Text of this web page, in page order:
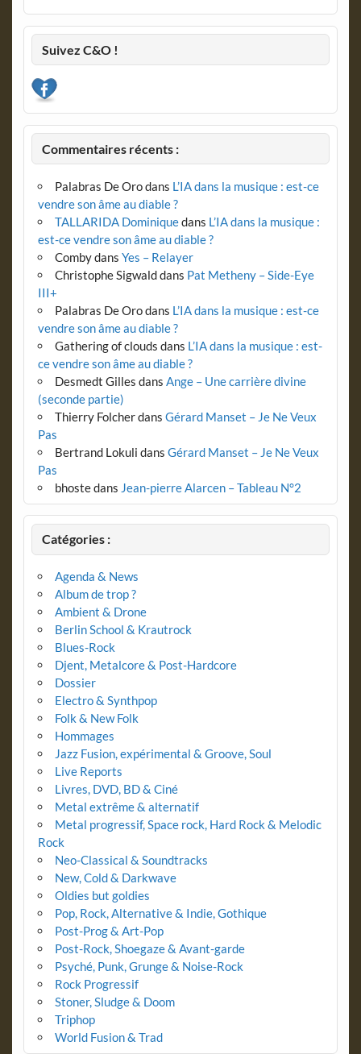
Suivez C&O !
Commentaires récents :
Palabras De Orodans L’IA dans la musique : est-ce
vendre son âme au diable ?
TALLARIDA Dominiquedans L’IA dans la musique :
est-ce vendre son âme au diable ?
Combydans Yes – Relayer
Christophe Sigwalddans Pat Metheny – Side-Eye
III+
Palabras De Orodans L’IA dans la musique : est-ce
vendre son âme au diable ?
Gathering of clouds dans L’IA dans la musique : est-
ce vendre son âme au diable ?
Desmedt Gilles dans Ange – Une carrière divine
(seconde partie)
Thierry Folcherdans Gérard Manset – Je Ne Veux
Pas
Bertrand Lokuli dans Gérard Manset – Je Ne Veux
Pas
bhostedans Jean-pierre Alarcen – Tableau N°2
Catégories :
Agenda & News
Album de trop ?
Ambient & Drone
Berlin School & Krautrock
Blues-Rock
Djent, Metalcore & Post-Hardcore
Dossier
Electro & Synthpop
Folk & New Folk
Hommages
Jazz Fusion, expérimental & Groove, Soul
Live Reports
Livres, DVD, BD & Ciné
Metal extrême & alternatif
Metal progressif, Space rock, Hard Rock & Melodic
Rock
Neo-Classical & Soundtracks
New, Cold & Darkwave
Oldies but goldies
Pop, Rock, Alternative & Indie, Gothique
Post-Prog & Art-Pop
Post-Rock, Shoegaze & Avant-garde
Psyché, Punk, Grunge & Noise-Rock
Rock Progressif
Stoner, Sludge & Doom
Triphop
World Fusion & Trad